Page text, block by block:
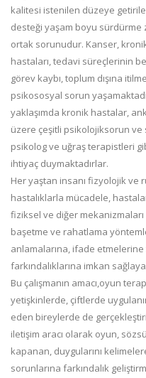
kalitesi istenilen düzeye
desteği yaşam boyu
ortak sorunudur. Kanser,
hastaları, tedavi süreçlerinin
görev kaybı, toplum dışına
psikososyal sorun
yaklaşımda kronik hastalar,
üzere çeşitli psikolojiksorun
psikolog ve uğraş terapistleri
ihtiyaç duymaktadırlar.
Her yaştan insanı fizyolojik ve
hastalıklarla mücadele,
fiziksel ve diğer
başetme ve rahatlama
anlamalarına, ifade
farkındalıklarına imkan
Bu çalışmanın amacı,oyun
yetişkinlerde, çiftlerde
eden bireylerde de
iletişim aracı olarak oyun,
kapanan, duygularını
sorunlarına farkındalık